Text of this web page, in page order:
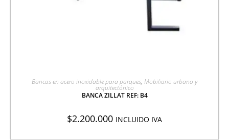
AGREGAR A COTIZACIÓN
Bancas en acero inoxidable para parques, Mobiliario urbano y
arquitectónico
BANCA ZILLAT REF: B4
$2.200.000 INCLUIDO IVA